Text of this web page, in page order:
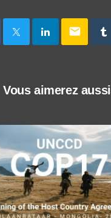
email
Vous aimerez aussi